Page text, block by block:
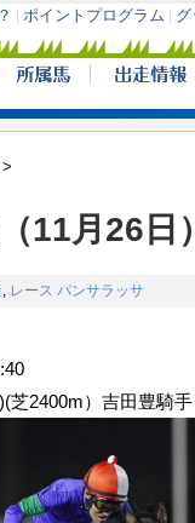
>
11月26日）
, レース パンサラッサ
芝2400m）吉田豊騎手